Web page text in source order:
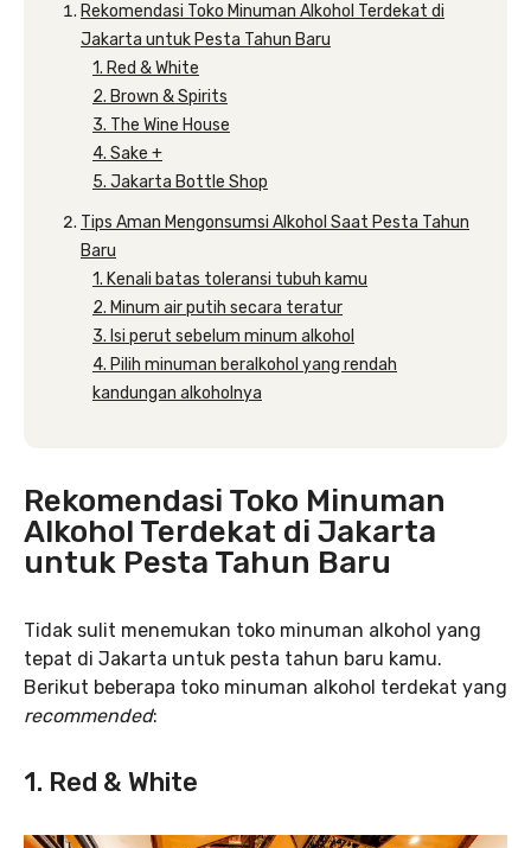
Rekomendasi Toko Minuman Alkohol Terdekat di
Jakarta untuk Pesta Tahun Baru
1. Red & White
2. Brown & Spirits
3. The Wine House
4. Sake +
5. Jakarta Bottle Shop
Tips Aman Mengonsumsi Alkohol Saat Pesta Tahun
Baru
1. Kenali batas toleransi tubuh kamu
2. Minum air putih secara teratur
3. Isi perut sebelum minum alkohol
4. Pilih minuman beralkohol yang rendah
kandungan alkoholnya
Rekomendasi Toko Minuman
Alkohol Terdekat di Jakarta
untuk Pesta Tahun Baru
Tidak sulit menemukan toko minuman alkohol yang
tepat di Jakarta untuk pesta tahun baru kamu.
Berikut beberapa toko minuman alkohol terdekat yang
recommended:
1. Red & White